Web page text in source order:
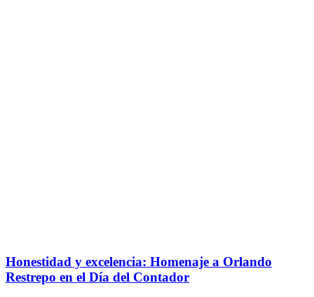
Honestidad y excelencia: Homenaje a Orlando
Restrepo en el Día del Contador